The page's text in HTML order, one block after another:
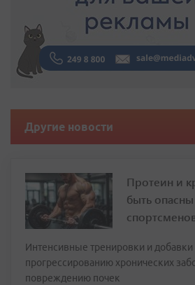
Другие новости
Протеин и
быть опасны
Интенсивные тренировки и добавки
прогрессированию хронических
повреждению почек